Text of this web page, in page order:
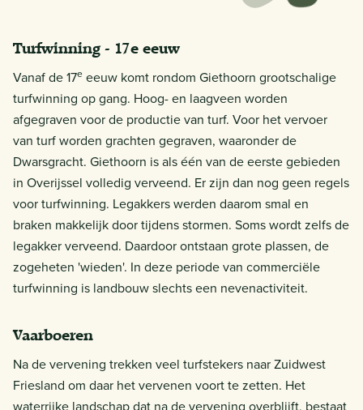
Turfwinning - 17e eeuw
Vanaf de 17e eeuw komt rondom Giethoorn grootschalige
turfwinning op gang. Hoog- en laagveen worden
afgegraven voor de productie van turf. Voor het vervoer
van turf worden grachten gegraven, waaronder de
Dwarsgracht. Giethoorn is als één van de eerste gebieden
in Overijssel volledig verveend. Er zijn dan nog geen regels
voor turfwinning. Legakkers werden daarom smal en
braken makkelijk door tijdens stormen. Soms wordt zelfs de
legakker verveend. Daardoor ontstaan grote plassen, de
zogeheten 'wieden'. In deze periode van commerciële
turfwinning is landbouw slechts een nevenactiviteit.
Vaarboeren
Na de vervening trekken veel turfstekers naar Zuidwest
Friesland om daar het vervenen voort te zetten. Het
waterrijke landschap dat na de vervening overblijft, bestaat